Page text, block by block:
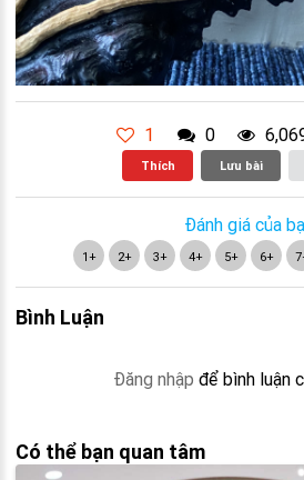
1 0
Thích Lưu bài
Đánh giá của
1+ 2+ 3+ 4+ 5+ 6+
Bình Luận
Đăng nhập để bình luận
Có thể bạn quan tâm